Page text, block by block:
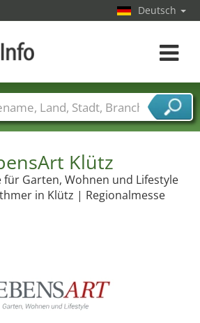
Klütz
Garten, Wohnen und Lifestyle
in Klütz | Regionalmesse
Deutsch
Toggle
Länder Städte
Branchen